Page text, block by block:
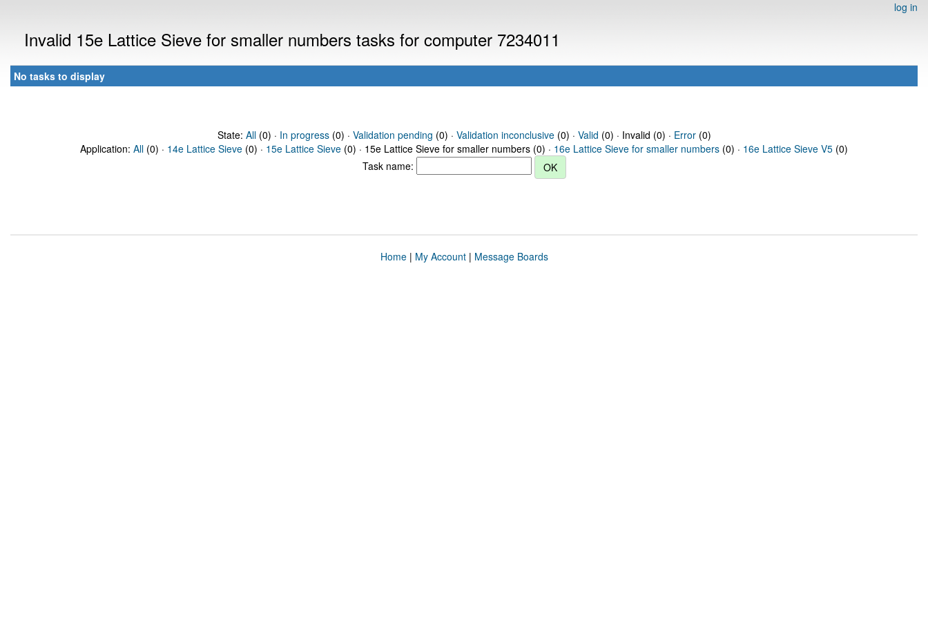
log in
Invalid 15e Lattice Sieve for smaller numbers tasks for computer 7234011
No tasks to display
State: All(0) · In progress(0) · Validation pending (0) · Validation inconclusive(0) · Valid (0) · Invalid (0) · Error(0)
Application: All (0) · 14e Lattice Sieve (0) · 15e Lattice Sieve (0) · 15e Lattice Sieve for smaller numbers (0) · 16e Lattice Sieve for smaller numbers (0) · 16e Lattice Sieve V5 (0)
Task name:
Home| My Account| Message Boards